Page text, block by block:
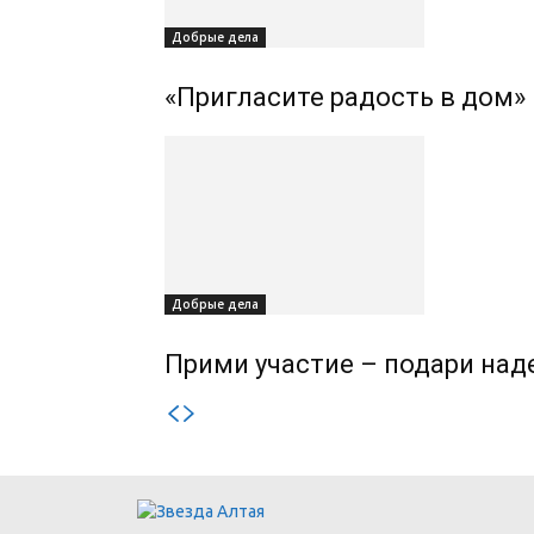
Добрые дела
«Пригласите радость в дом»
Добрые дела
Прими участие – подари